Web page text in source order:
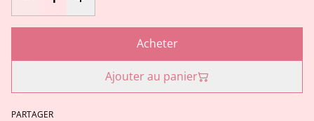
Acheter
Ajouter au panier
PARTAGER